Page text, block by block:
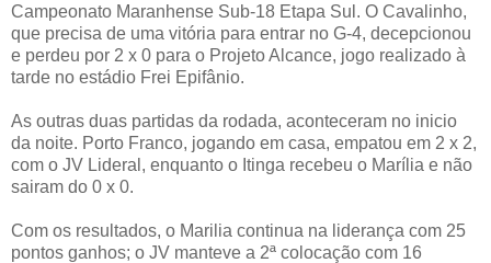
Campeonato Maranhense Sub-18 Etapa Sul. O Cavalinho,
que precisa de uma vitória para entrar no G-4, decepcionou
e perdeu por 2 x 0 para o Projeto Alcance, jogo realizado à
tarde no estádio Frei Epifânio.
As outras duas partidas da rodada, aconteceram no inicio
da noite. Porto Franco, jogando em casa, empatou em 2 x 2,
com o JV Lideral, enquanto o Itinga recebeu o Marília e não
sairam do 0 x 0.
Com os resultados, o Marilia continua na liderança com 25
pontos ganhos; o JV manteve a 2ª colocação com 16